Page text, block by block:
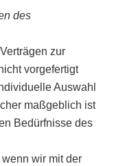
des
zur
vorgefertigt
Auswahl
maßgeblich ist
Bedürfnisse des
wir mit der